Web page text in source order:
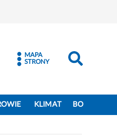
- Instagram
Kraków - LinkedIn
MAPA
STRONY
KLIMAT BO